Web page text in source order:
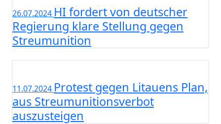
26.07.2024 HI fordert von deutscher
Regierung klare Stellung gegen
Streumunition
11.07.2024 Protest gegen Litauens Plan,
aus Streumunitionsverbot
auszusteigen